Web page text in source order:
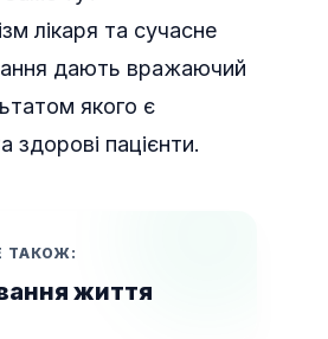
лікаря та сучасне
дають вражаючий
якого є
здорові пацієнти.
ТАКОЖ:
життя